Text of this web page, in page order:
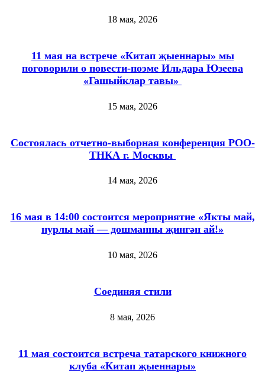
18 мая, 2026
11 мая на встрече «Китап җыеннары» мы
поговорили о повести-поэме Ильдара Юзеева
«Гашыйклар тавы»
15 мая, 2026
Состоялась отчетно-выборная конференция РОО-
ТНКА г. Москвы
14 мая, 2026
16 мая в 14:00 состоится мероприятие «Якты май,
нурлы май — дошманны җингән ай!»
10 мая, 2026
Соединяя стили
8 мая, 2026
11 мая состоится встреча татарского книжного
клуба «Китап җыеннары»